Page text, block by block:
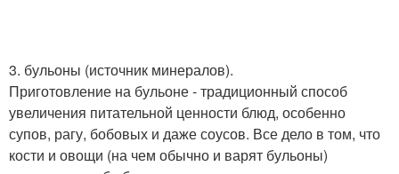
3. бульоны (источник минералов).
Приготовление на бульоне - традиционный способ
увеличения питательной ценности блюд, особенно
супов, рагу, бобовых и даже соусов. Все дело в том, что
кости и овощи (на чем обычно и варят бульоны)